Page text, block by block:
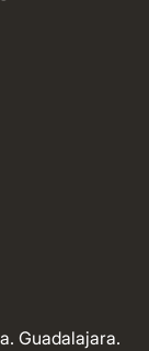
Guadalajara.